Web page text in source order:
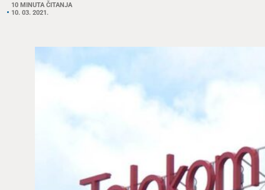
10 MINUTA ČITANJA
10. 03. 2021.